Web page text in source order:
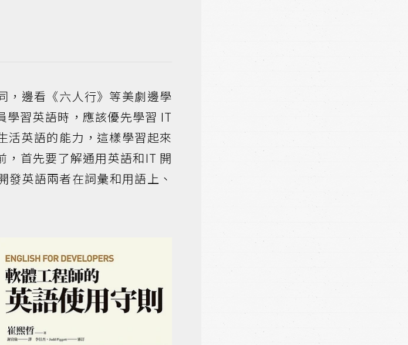
，邊看《六人行》等美劇邊學
習英語時，應該優先學習 IT
活英語的能力，這樣學習起來
首先要了解通用英語和IT 開
英語兩者在詞彙和用語上、